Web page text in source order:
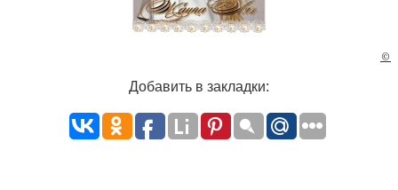
©
Добавить в закладки: